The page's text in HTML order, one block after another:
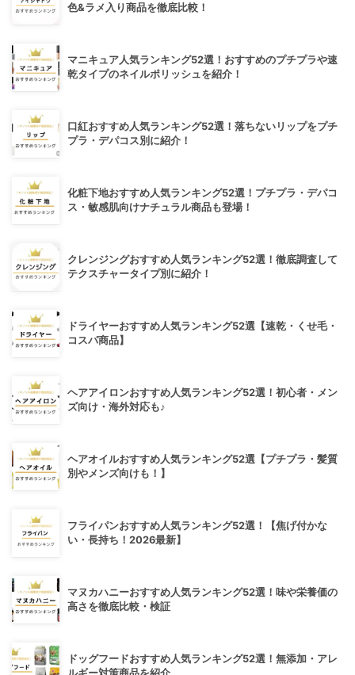
色&ラメ入り商品を徹底比較！
マニキュア人気ランキング52選！おすすめのプチプラや速
乾タイプのネイルポリッシュを紹介！
口紅おすすめ人気ランキング52選！落ちないリップをプチ
プラ・デパコス別に紹介！
化粧下地おすすめ人気ランキング52選！プチプラ・デパコ
ス・敏感肌向けナチュラル商品も登場！
クレンジングおすすめ人気ランキング52選！徹底調査して
テクスチャータイプ別に紹介！
ドライヤーおすすめ人気ランキング52選【速乾・くせ毛・
コスパ商品】
ヘアアイロンおすすめ人気ランキング52選！初心者・メン
ズ向け・海外対応も♪
ヘアオイルおすすめ人気ランキング52選【プチプラ・髪質
別やメンズ向けも！】
フライパンおすすめ人気ランキング52選！【焦げ付かな
い・長持ち！2026最新】
マヌカハニーおすすめ人気ランキング52選！味や栄養価の
高さを徹底比較・検証
ドッグフードおすすめ人気ランキング52選！無添加・アレ